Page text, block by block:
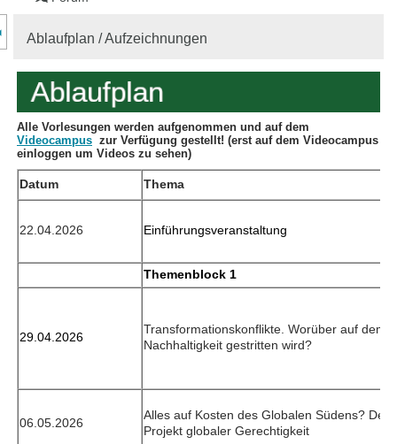
des Kursmenüs
Ablaufplan / Aufzeichnungen